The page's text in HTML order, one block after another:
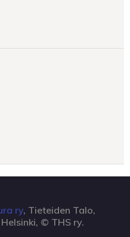
ry, Tieteiden Talo,
© THS ry.